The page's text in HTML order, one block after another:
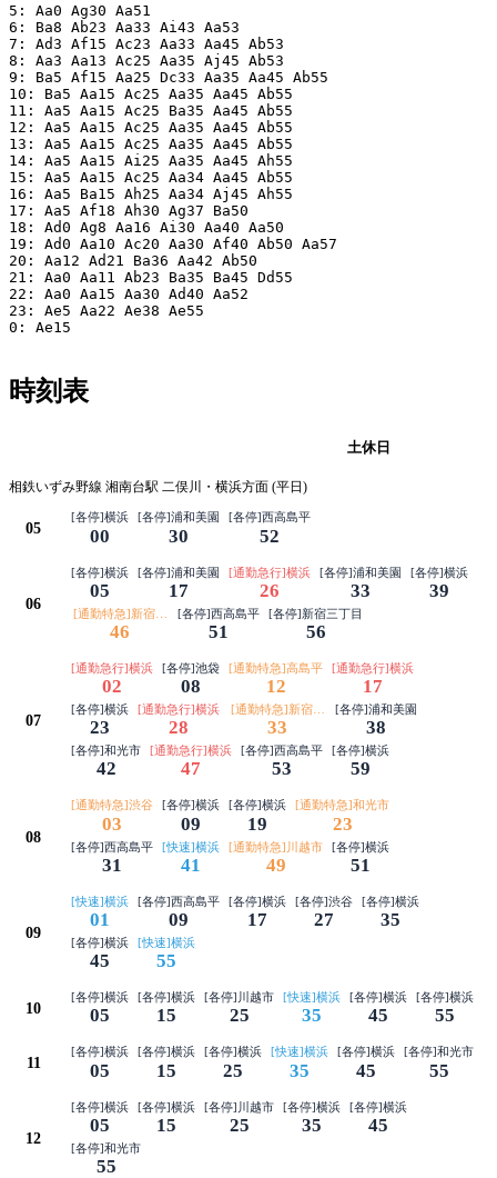
5: Aa0 Ag30 Aa51
6: Ba8 Ab23 Aa33 Ai43 Aa53
7: Ad3 Af15 Ac23 Aa33 Aa45 Ab53
8: Aa3 Aa13 Ac25 Aa35 Aj45 Ab53
9: Ba5 Af15 Aa25 Dc33 Aa35 Aa45 Ab55
10: Ba5 Aa15 Ac25 Aa35 Aa45 Ab55
11: Aa5 Aa15 Ac25 Ba35 Aa45 Ab55
12: Aa5 Aa15 Ac25 Aa35 Aa45 Ab55
13: Aa5 Aa15 Ac25 Aa35 Aa45 Ab55
14: Aa5 Aa15 Ai25 Aa35 Aa45 Ah55
15: Aa5 Aa15 Ac25 Aa34 Aa45 Ab55
16: Aa5 Ba15 Ah25 Aa34 Aj45 Ah55
17: Aa5 Af18 Ah30 Ag37 Ba50
18: Ad0 Ag8 Aa16 Ai30 Aa40 Aa50
19: Ad0 Aa10 Ac20 Aa30 Af40 Ab50 Aa57
20: Aa12 Ad21 Ba36 Aa42 Ab50
21: Aa0 Aa11 Ab23 Ba35 Ba45 Dd55
22: Aa0 Aa15 Aa30 Ad40 Aa52
23: Ae5 Aa22 Ae38 Ae55
0: Ae15
時刻表
土休日
相鉄いずみ野線 湘南台駅 二俣川・横浜方面 (平日)
05
[各停]横浜
00
[各停]浦和美園
30
[各停]西高島平
52
06
[各停]横浜
05
[各停]浦和美園
17
[通勤急行]横浜
26
[各停]浦和美園
33
[各停]横浜
39
[通勤特急]新宿三丁目
46
[各停]西高島平
51
[各停]新宿三丁目
56
07
[通勤急行]横浜
02
[各停]池袋
08
[通勤特急]高島平
12
[通勤急行]横浜
17
[各停]横浜
23
[通勤急行]横浜
28
[通勤特急]新宿三丁目
33
[各停]浦和美園
38
[各停]和光市
42
[通勤急行]横浜
47
[各停]西高島平
53
[各停]横浜
59
08
[通勤特急]渋谷
03
[各停]横浜
09
[各停]横浜
19
[通勤特急]和光市
23
[各停]西高島平
31
[快速]横浜
41
[通勤特急]川越市
49
[各停]横浜
51
09
[快速]横浜
01
[各停]西高島平
09
[各停]横浜
17
[各停]渋谷
27
[各停]横浜
35
[各停]横浜
45
[快速]横浜
55
10
[各停]横浜
05
[各停]横浜
15
[各停]川越市
25
[快速]横浜
35
[各停]横浜
45
[各停]横浜
55
11
[各停]横浜
05
[各停]横浜
15
[各停]横浜
25
[快速]横浜
35
[各停]横浜
45
[各停]和光市
55
12
[各停]横浜
05
[各停]横浜
15
[各停]川越市
25
[各停]横浜
35
[各停]横浜
45
[各停]和光市
55